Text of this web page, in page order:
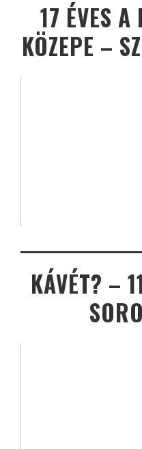
17 ÉVES A
KÖZEPE –
KÁVÉT? –